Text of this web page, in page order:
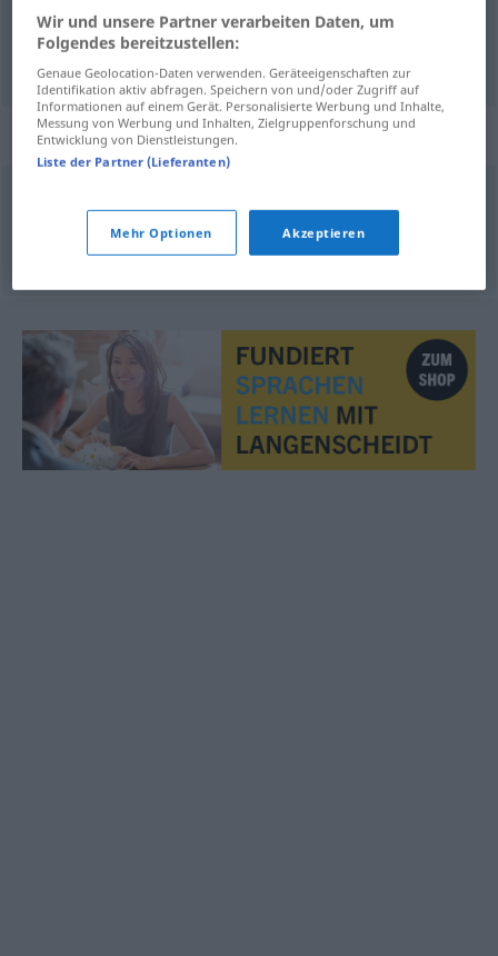
többször oft
Synonyme für "oft"
,häufig,mehrfach, mehrmals
Wir und unsere Partner verarbeiten Daten, um
Folgendes bereitzustellen:
Genaue Geolocation-Daten verwenden. Geräteeigenschaften zur
Identifikation aktiv abfragen. Speichern von und/oder Zugriff auf
Informationen auf einem Gerät. Personalisierte Werbung und Inhalte,
Messung von Werbung und Inhalten, Zielgruppenforschung und
Entwicklung von Dienstleistungen.
Liste der Partner (Lieferanten)
Mehr Optionen Akzeptieren